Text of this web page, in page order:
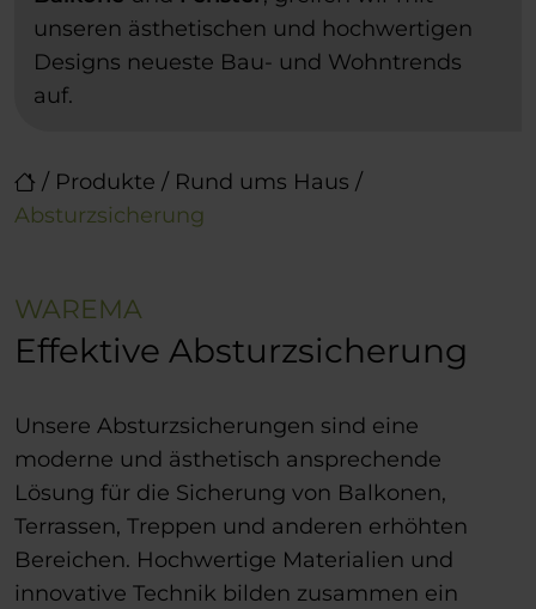
/ Produkte / Rund ums Haus /
Absturzsicherung
unseren ästhetischen und hochwertigen
Designs neueste Bau- und Wohntrends
auf.
WAREMA
Effektive Absturzsicherung
Unsere Absturzsicherungen sind eine
moderne und ästhetisch ansprechende
Lösung für die Sicherung von Balkonen,
Terrassen, Treppen und anderen erhöhten
Bereichen. Hochwertige Materialien und
innovative Technik bilden zusammen ein